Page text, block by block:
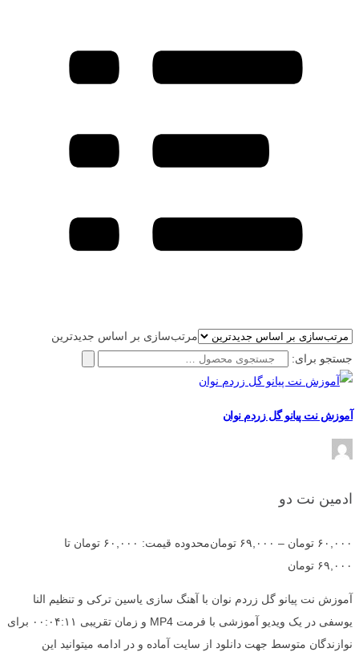
مرتب‌سازی بر اساس جدیدترین
جستجو برای:
آموزش نت پیانو گل زردم نوان
ادمین نت دو
۶۰,۰۰۰ تومان – ۶۹,۰۰۰ تومان
محدوده قیمت: ۶۰,۰۰۰ تومان تا
۶۹,۰۰۰ تومان
آموزش نت پیانو گل زردم نوان با آهنگ سازی یاسین ترکی و تنظیم النا
یوسفی در یک ویدیو آموزشی با فرمت MP4 و زمان تقریبی ۰۰:۰۴:۱۱ برای
نوازندگان متوسط جهت دانلود از سایت آماده و در ادامه میتوانید این